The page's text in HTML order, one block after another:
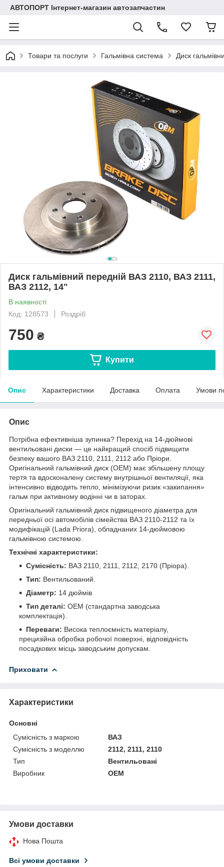
АВТОПОРТ Інтернет-магазин автозапчастин
Товари та послуги Гальмівна система Диск
Диск гальмівний передній ВАЗ 2110, ВАЗ 2111,
ВАЗ 2112, 14"
В наявності
Код: 128573
Роздріб
750 ₴
Купити
Опис Характеристики Доставка Оплата Умови
Опис
Потрібна ефективніша зупинка? Перехід на 14-дюймові
вентильовані диски — це найкращий спосіб підвищити
безпеку вашого ВАЗ 2110, 2111, 2112 або Пріори.
Оригінальний гальмівний диск (OEM) має збільшену площу
тертя та вдосконалену систему внутрішньої вентиляції, яка
інтенсивно відводить тепло, мінімізуючи ризик «закипання»
гальм при активному водінні чи в заторах.
Оригінальний гальмівний диск підвищеного діаметра для
передньої осі автомобілів сімейства ВАЗ 2110-2112 та їх
модифікацій (Lada Priora), обладнаних 14-дюймовою
гальмівною системою.
Технічні характеристики:
Сумісність: ВАЗ 2110, 2111, 2112, 2170 (Пріора).
Тип: Вентильований.
Діаметр: 14 дюймів
Тип деталі: OEM (стандартна заводська
комплектація).
Переваги: Висока теплоємність матеріалу,
прецизійна обробка робочої поверхні, відповідність
посадкових місць заводським допускам.
Приховати
Характеристики
Основні
Сумісність з маркою
ВАЗ
Сумісність з моделлю
2112, 2111, 2110
Тип
Вентильовані
Виробник
OEM
Умови доставки
Нова Пошта
Всі умови доставки